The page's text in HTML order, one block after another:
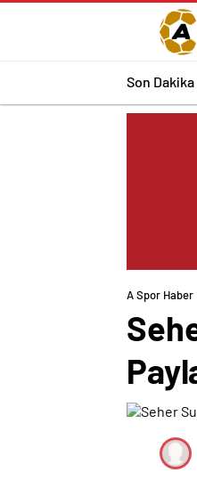
Son Dakika
A Spor Haber